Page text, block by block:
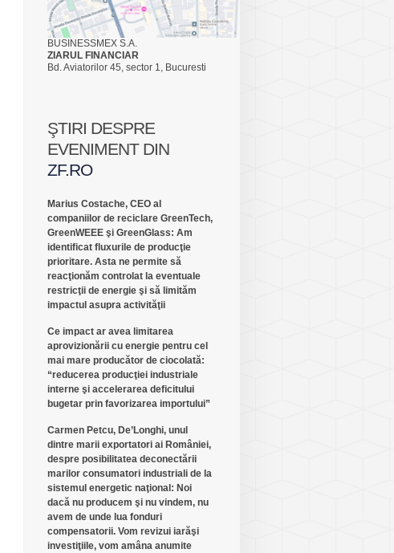
BUSINESSMEX S.A.
ZIARUL FINANCIAR
Bd. Aviatorilor 45, sector 1, Bucuresti
ŞTIRI DESPRE
EVENIMENT DIN
ZF.RO
Marius Costache, CEO al
companiilor de reciclare GreenTech,
GreenWEEE şi GreenGlass: Am
identificat fluxurile de producţie
prioritare. Asta ne permite să
reacţionăm controlat la eventuale
restricţii de energie şi să limităm
impactul asupra activităţii
Ce impact ar avea limitarea
aprovizionării cu energie pentru cel
mai mare producător de ciocolată:
“reducerea producţiei industriale
interne şi accelerarea deficitului
bugetar prin favorizarea importului”
Carmen Petcu, De’Longhi, unul
dintre marii exportatori ai României,
despre posibilitatea deconectării
marilor consumatori industriali de la
sistemul energetic naţional: Noi
dacă nu producem şi nu vindem, nu
avem de unde lua fonduri
compensatorii. Vom revizui iarăşi
investiţiile, vom amâna anumite